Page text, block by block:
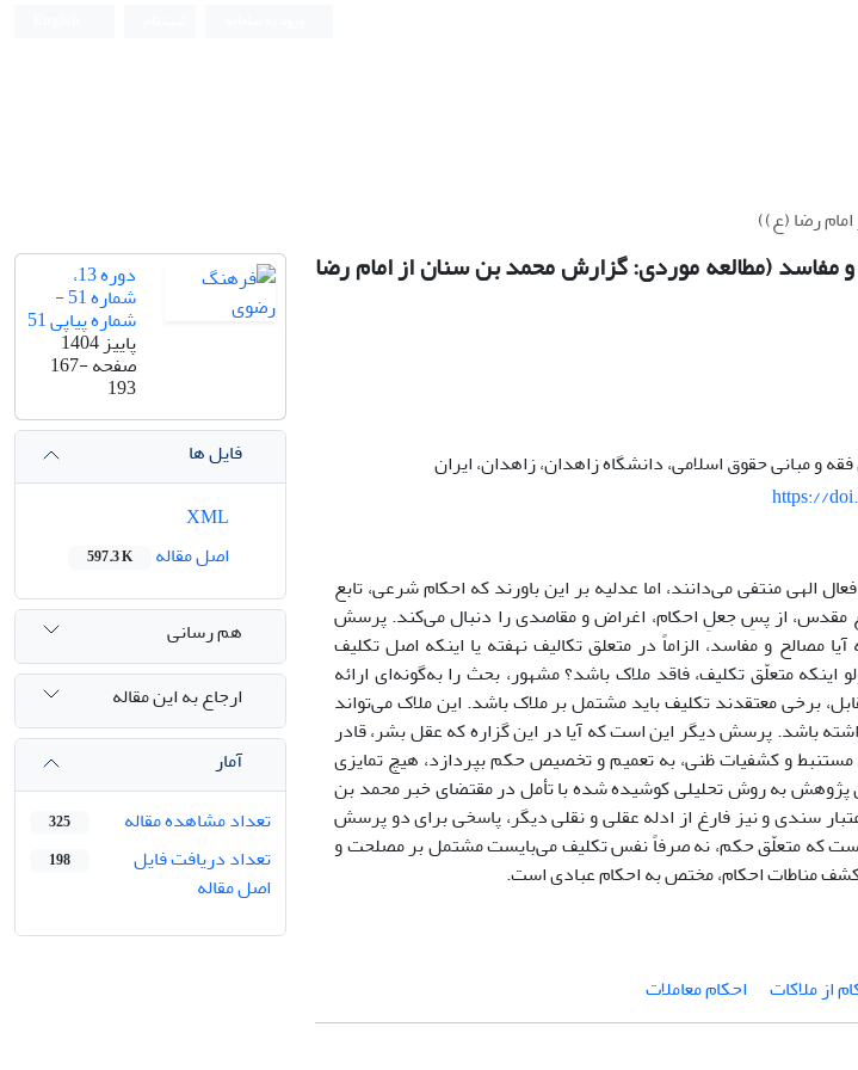
رضا (ع))
مفاسد (مطالعه موردی: گزارش محمد بن سنان از امام رضا
https://
الهی منتفی می‌دانند، اما عدلیه بر این باورند که احکام شرعی، تابع
مقدس، از پسِ جعلِ احکام، اغراض و مقاصدی را دنبال می‌کند. پرسش
مصالح و مفاسد، الزاماً در متعلق تکالیف نهفته یا اینکه اصل تکلیف
متعلّق تکلیف، فاقد ملاک باشد؟ مشهور، بحث را به‌گونه‌ای ارائه
برخی معتقدند تکلیف باید مشتمل بر ملاک باشد. این ملاک می‌تواند
باشد. پرسش دیگر این است که آیا در این گزاره که عقل بشر، قادر
مستنبط و کشفیات ظنی، به تعمیم و تخصیص حکم بپردازد، هیچ تمایزی
پژوهش به روش تحلیلی کوشیده شده با تأمل در مقتضای خبر محمد بن
سندی و نیز فارغ از ادله عقلی و نقلی دیگر، پاسخی برای دو پرسش
که متعلّق حکم، نه صرفاً نفس تکلیف می‌بایست مشتمل بر مصلحت و
مناطات احکام، مختص به احکام عبادی است.
از ملاکات احکام معاملات
دوره 13،
شماره 51 -
شماره پیاپی 51
پاییز 1404
صفحه167-
193
فایل ها
اصل مقاله
597.3 K
هم رسانی
ارجاع به این مقاله
آمار
تعداد مشاهده مقاله
325
تعداد دریافت فایل
اصل مقاله
198